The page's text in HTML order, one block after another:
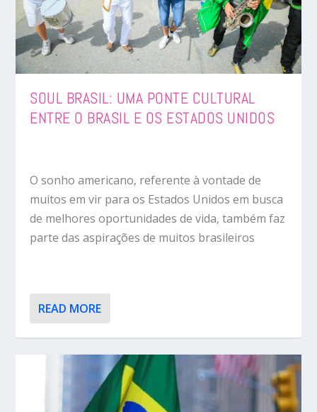
SOUL BRASIL: UMA PONTE CULTURAL
ENTRE O BRASIL E OS ESTADOS UNIDOS
O sonho americano, referente à vontade de
muitos em vir para os Estados Unidos em busca
de melhores oportunidades de vida, também faz
parte das aspirações de muitos brasileiros
READ MORE